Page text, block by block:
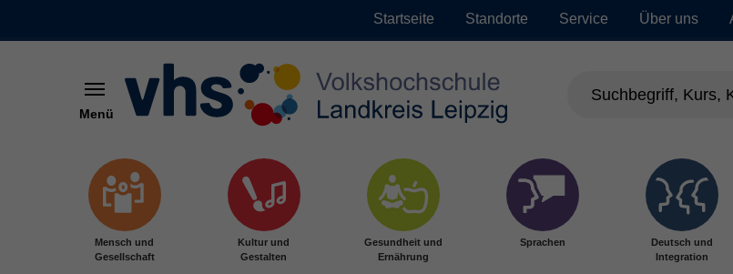
Startseite Standorte Service Über uns
Menü
Mensch und
Gesellschaft
Kultur und
Gestalten
Gesundheit und
Ernährung
Sprachen
Deutsch und
Integration